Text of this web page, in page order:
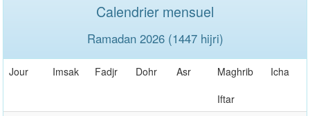
Calendrier mensuel
Ramadan 2026 (1447 hijri)
Jour Imsak Fadjr Dohr Asr
Maghrib
Iftar
Icha